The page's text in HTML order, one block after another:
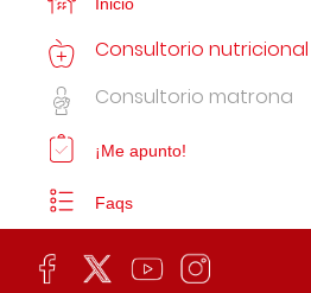
Consultorio nutricional
Consultorio matrona
¡Me apunto!
Faqs